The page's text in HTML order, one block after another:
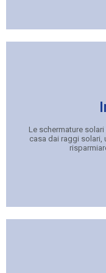
Le schermature
casa dai raggi solari,